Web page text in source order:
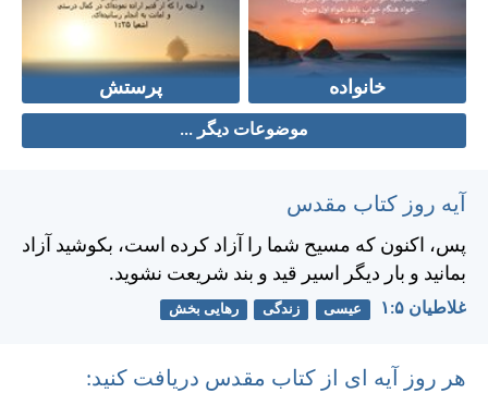
خانواده پرستش
موضوعات دیگر ...
آیه روز کتاب مقدس
پس، اكنون كه مسيح شما را آزاد كرده است، بكوشيد آزاد
بمانيد و بار ديگر اسير قيد و بند شريعت نشويد.
غلاطيان ۵:‏۱ عیسی زندگی رهایی بخش
هر روز آیه ای از کتاب مقدس دریافت کنید: